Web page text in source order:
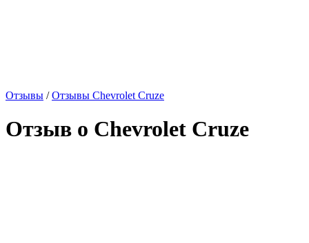
Отзывы /Отзывы Chevrolet Cruze
Отзыв о Chevrolet Cruze